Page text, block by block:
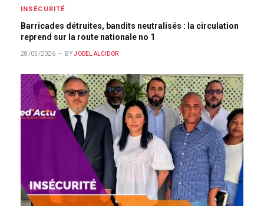
INSÉCURITÉ
Barricades détruites, bandits neutralisés : la circulation
reprend sur la route nationale no 1
28/05/2026 BY JODEL ALCIDOR